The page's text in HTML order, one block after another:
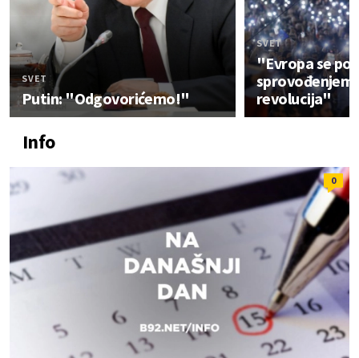
SVET
Putin: "Odgovorićemo!"
SVET
"Evropa se
sprovođenjem
revolucija"
Info
0